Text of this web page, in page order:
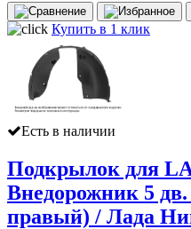
Купить в 1 клик
Есть в наличии
Подкрылок для
Внедорожник 5
правый) / Лада